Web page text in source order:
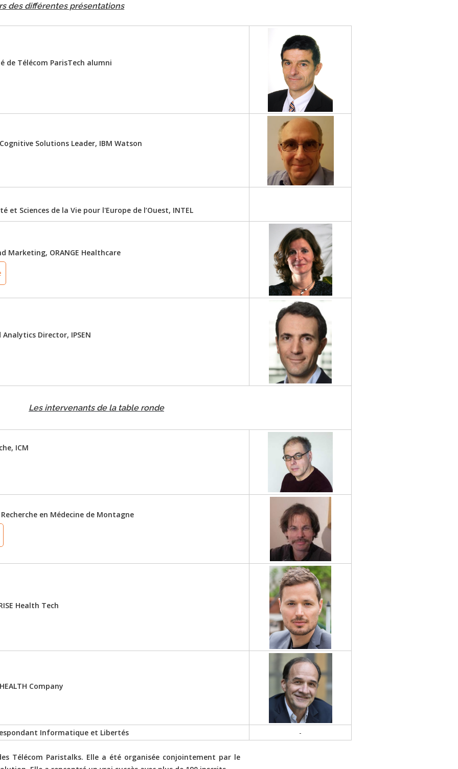
des différentes présentations
de Télécom ParisTech alumni
Solutions Leader, IBM Watson
et Sciences de la Vie pour l'Europe de l’Ouest, INTEL
Marketing, ORANGE Healthcare
Analytics Director, IPSEN
Les intervenants de la table ronde
ICM
en Médecine de Montagne
Health Tech
Company
Informatique et Libertés -
Télécom Paristalks. Elle a été organisée conjointement par le